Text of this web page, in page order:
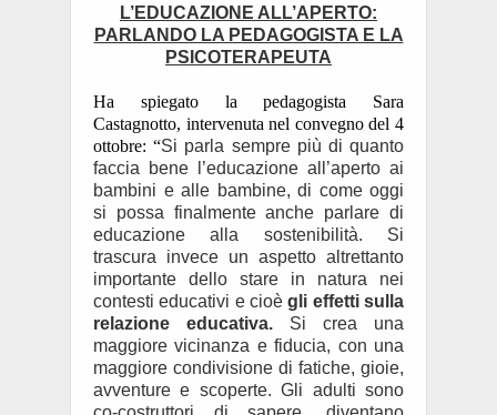
L’EDUCAZIONE ALL’APERTO:
PARLANDO LA PEDAGOGISTA E LA
PSICOTERAPEUTA
Ha spiegato la pedagogista Sara
Castagnotto, intervenuta nel convegno del 4
ottobre: “Si parla sempre più di quanto
faccia bene l’educazione all’aperto ai
bambini e alle bambine, di come oggi
si possa finalmente anche parlare di
educazione alla sostenibilità. Si
trascura invece un aspetto altrettanto
importante dello stare in natura nei
contesti educativi e cioègli effetti sulla
relazione educativa. Si crea una
maggiore vicinanza e fiducia, con una
maggiore condivisione di fatiche, gioie,
avventure e scoperte. Gli adulti sono